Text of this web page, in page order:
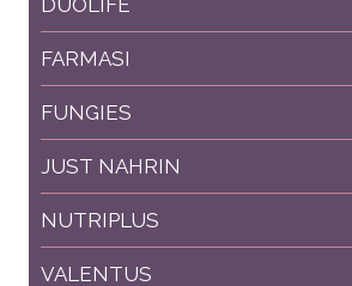
FARMASI
FUNGIES
JUST NAHRIN
NUTRIPLUS
VALENTUS